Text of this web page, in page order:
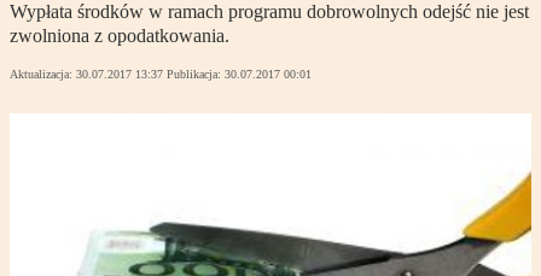
Wypłata środków w ramach programu dobrowolnych odejść nie jest
zwolniona z opodatkowania.
Aktualizacja: 30.07.2017 13:37 Publikacja: 30.07.2017 00:01